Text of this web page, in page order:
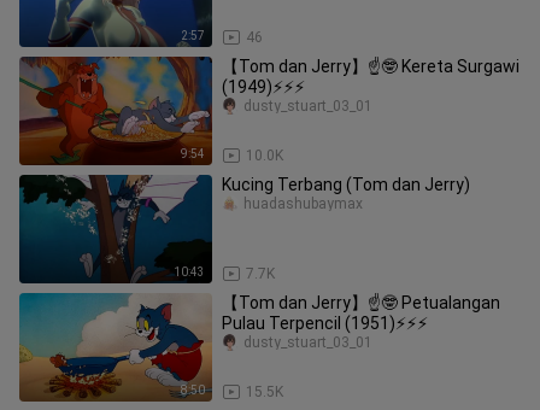
2:57 46
9:54
【Tom dan Jerry】☝🤓 Kereta Surgawi
(1949)⚡⚡⚡
10.0K
dusty_stuart_03_01
10:43
Kucing Terbang (Tom dan Jerry)
7.7K
huadashubaymax
8:50
【Tom dan Jerry】☝🤓 Petualangan
Pulau Terpencil (1951)⚡⚡⚡
15.5K
dusty_stuart_03_01